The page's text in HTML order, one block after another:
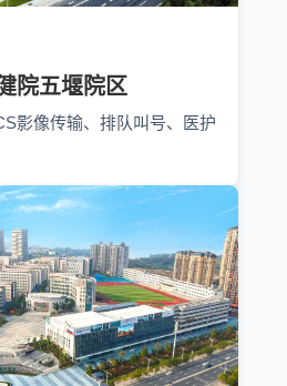
院五堰院区
影像传输、排队叫号、医护